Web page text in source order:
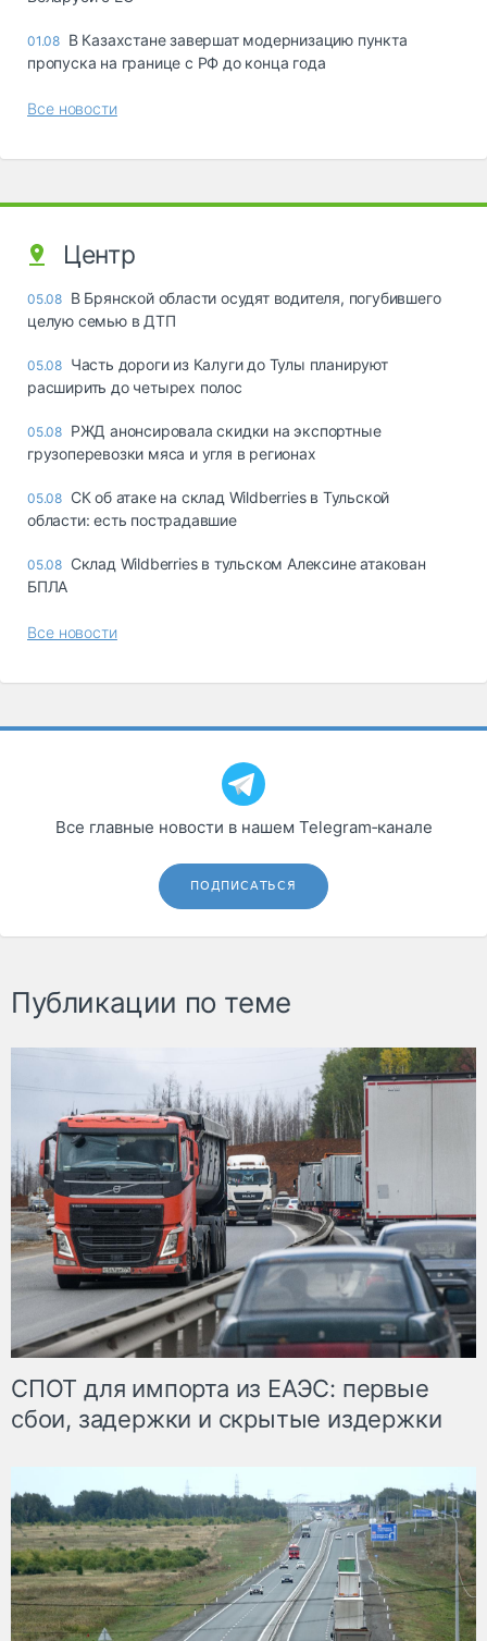
01.08 В Казахстане завершат модернизацию пункта
пропуска на границе с РФ до конца года
Все новости
Центр
05.08 В Брянской области осудят водителя, погубившего
целую семью в ДТП
05.08 Часть дороги из Калуги до Тулы планируют
расширить до четырех полос
05.08 РЖД анонсировала скидки на экспортные
грузоперевозки мяса и угля в регионах
05.08 СК об атаке на склад Wildberries в Тульской
области: есть пострадавшие
05.08 Склад Wildberries в тульском Алексине атакован
БПЛА
Все новости
Все главные новости в нашем Telegram‑канале
ПОДПИСАТЬСЯ
Публикации по теме
СПОТ для импорта из ЕАЭС: первые
сбои, задержки и скрытые издержки